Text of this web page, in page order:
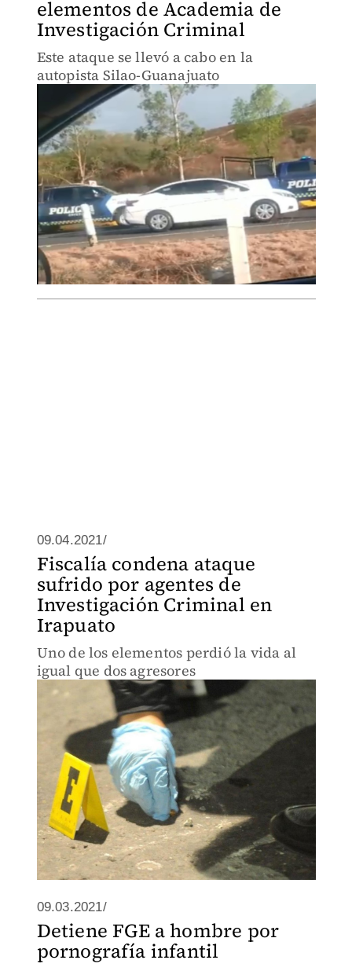
elementos de Academia de
Investigación Criminal
Este ataque se llevó a cabo en la
autopista Silao-Guanajuato
09.04.2021/
Fiscalía condena ataque
sufrido por agentes de
Investigación Criminal en
Irapuato
Uno de los elementos perdió la vida al
igual que dos agresores
09.03.2021/
Detiene FGE a hombre por
pornografía infantil